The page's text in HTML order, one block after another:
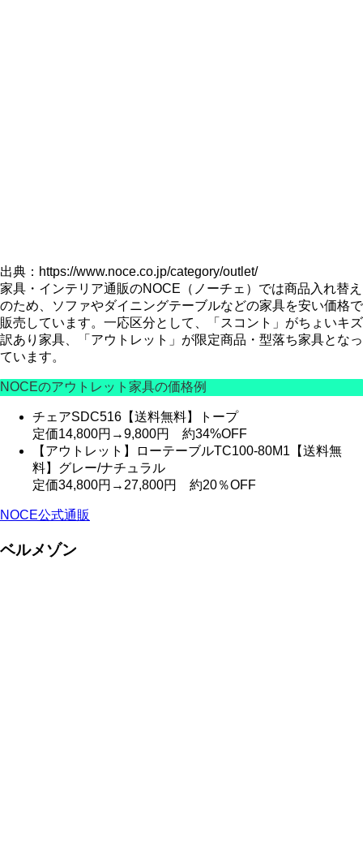
出典：https://www.noce.co.jp/category/outlet/
家具・インテリア通販のNOCE（ノーチェ）では商品入れ替え
のため、ソファやダイニングテーブルなどの家具を安い価格で
販売しています。一応区分として、「スコント」がちょいキズ
訳あり家具、「アウトレット」が限定商品・型落ち家具となっ
ています。
NOCEのアウトレット家具の価格例
チェアSDC516【送料無料】トープ
定価14,800円→9,800円 約34%OFF
【アウトレット】ローテーブルTC100-80M1【送料無
料】グレー/ナチュラル
定価34,800円→27,800円 約20％OFF
NOCE公式通販
ベルメゾン